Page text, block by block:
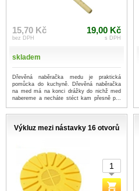
15,70 Kč
bez DPH
19,00 Kč
s DPH
skladem
Dřevěná naběračka medu je praktická
pomůcka do kuchyně. Dřevěná naběračka
na med má na konci drážky do nichž med
nabereme a necháte stéct kam přesně p...
Výkluz mezi nástavky 16 otvorů